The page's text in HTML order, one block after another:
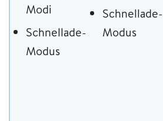
Modi
Schnellade-
Modus
Schnellade-
Modus